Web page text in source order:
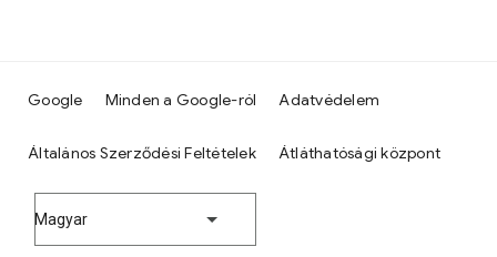
Google Minden a Google-ról Adatvédelem
Általános Szerződési Feltételek Átláthatósági központ
Magyar